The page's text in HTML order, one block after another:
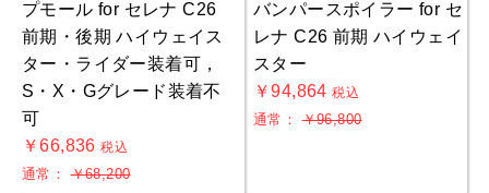
プモール for セレナ C26
前期・後期 ハイウェイス
ター・ライダー装着可，
S・X・Gグレード装着不
可
￥66,836税込
通常：￥68,200
バンパースポイラー for セ
レナ C26 前期 ハイウェイ
スター
￥94,864税込
通常：￥96,800